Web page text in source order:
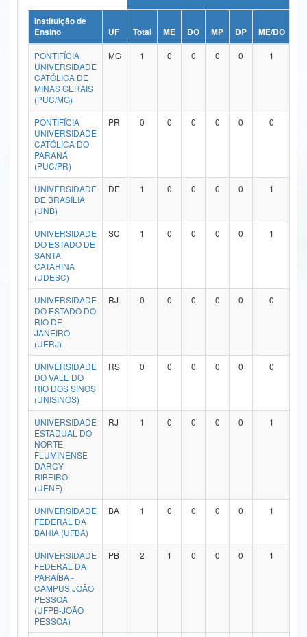
Ministério da Ciência, Tecnologia, Inovações e Comunicações
Ministério do Meio Ambiente
Ministério do Turismo
Ministério do Desenvolvimento Regional
Controladoria-Geral da União
Ministério da Mulher, da Família e dos Direitos Humanos
Secretaria de Governo
Gabinete de Segurança Institucional
Advocacia-Geral da União
Banco Central do Brasil
Instituição de
Ensino
UF Total ME DO MP DP ME/DO
PONTIFÍCIA
UNIVERSIDADE
CATÓLICA DE
MINAS GERAIS
(PUC/MG)
MG 1 0 0 0 0 1
PONTIFÍCIA
UNIVERSIDADE
CATÓLICA DO
PARANÁ
(PUC/PR)
PR 0 0 0 0 0 0
UNIVERSIDADE
DE BRASÍLIA
(UNB)
DF 1 0 0 0 0 1
UNIVERSIDADE
DO ESTADO DE
SANTA
CATARINA
(UDESC)
SC 1 0 0 0 0 1
UNIVERSIDADE
DO ESTADO DO
RIO DE
JANEIRO
(UERJ)
RJ 0 0 0 0 0 0
UNIVERSIDADE
DO VALE DO
RIO DOS SINOS
(UNISINOS)
RS 0 0 0 0 0 0
UNIVERSIDADE
ESTADUAL DO
NORTE
FLUMINENSE
DARCY
RIBEIRO
(UENF)
RJ 1 0 0 0 0 1
UNIVERSIDADE
FEDERAL DA
BAHIA (UFBA)
BA 1 0 0 0 0 1
UNIVERSIDADE
FEDERAL DA
PARAÍBA -
CAMPUS JOÃO
PESSOA
(UFPB-JOÃO
PESSOA)
PB 2 1 0 0 0 1